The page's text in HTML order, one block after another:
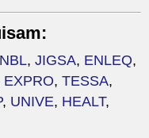
, JIGSA, ENLEQ,
EXPRO, TESSA,
, UNIVE, HEALT,